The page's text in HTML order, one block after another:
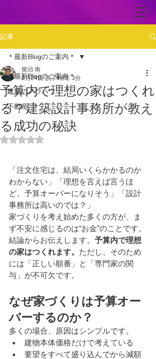
記事
＊最新Blogのご案内＊
建築のノウハウ
不動産
＊最新Blogのご案内＊
予算内で理想の家はつくれ
る？建築設計事務所が教え
る成功の秘訣
俊治 南
2月24日 読了時間: 3分
5つ星のうちNaNと評価されています。
「注文住宅は、結局いくらかかるのか
わからない」「理想を言えば言うほ
ど、予算オーバーになりそう」「設計
事務所は高いのでは？」
家づくりを考え始めた多くの方が、ま
ず不安に感じるのは“お金”のことです。
結論からお伝えします。 予算内で理想
の家はつくれます。 ただし、そのため
には「正しい順番」と「専門家の関
与」が不可欠です。
なぜ家づくりは予算オー
バーするのか？
多くの場合、原因はシンプルです。
建物本体価格だけで考えている
要望をすべて盛り込んでから減額